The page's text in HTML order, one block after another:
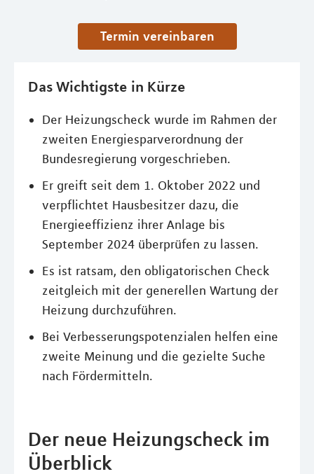
Termin vereinbaren
Das Wichtigste in Kürze
Der Heizungscheck wurde im Rahmen der
zweiten Energiesparverordnung der
Bundesregierung vorgeschrieben.
Er greift seit dem 1. Oktober 2022 und
verpflichtet Hausbesitzer dazu, die
Energieeffizienz ihrer Anlage bis
September 2024 überprüfen zu lassen.
Es ist ratsam, den obligatorischen Check
zeitgleich mit der generellen Wartung der
Heizung durchzuführen.
Bei Verbesserungspotenzialen helfen eine
zweite Meinung und die gezielte Suche
nach Fördermitteln.
Der neue Heizungscheck im
Überblick